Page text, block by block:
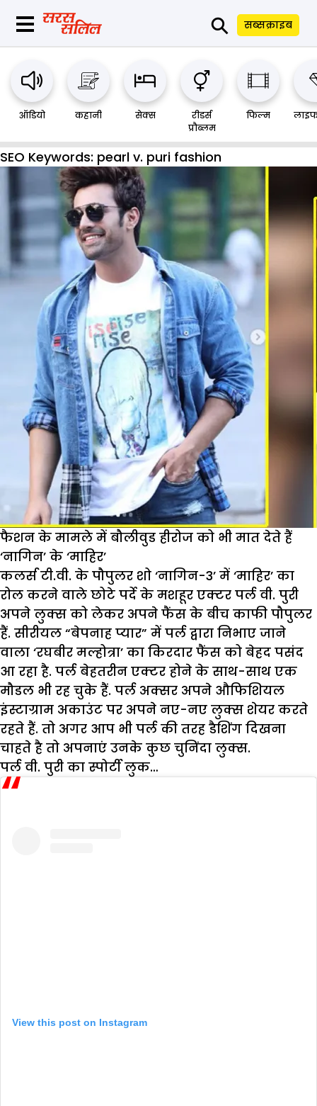
⚲ सब्सक्राइब
ऑडियो कहानी सेक्स
रीडर्स
प्रौब्लम
फिल्म
SEO Keywords: pearl v. puri fashion
फैशन के मामले में बौलीवुड हीरोज को भी मात देते हैं
‘नागिन’ के ‘माहिर’
कलर्स टी.वी. के पौपुलर शो ‘नागिन-3’ में ‘माहिर’ का
रोल करने वाले छोटे पर्दे के मशहूर एक्टर पर्ल वी. पुरी
अपने लुक्स को लेकर अपने फैंस के बीच काफी पौपुलर
हैं. सीरीयल “बेपनाह प्यार” में पर्ल द्वारा निभाए जाने
वाला ‘रघबीर मल्होत्रा’ का किरदार फैंस को बेहद पसंद
आ रहा है. पर्ल बेहतरीन एक्टर होने के साथ-साथ एक
मौडल भी रह चुके हैं. पर्ल अक्सर अपने औफिशियल
इंस्टाग्राम अकाउंट पर अपने नए-नए लुक्स शेयर करते
रहते हैं. तो अगर आप भी पर्ल की तरह डैशिंग दिखना
चाहते है तो अपनाएं उनके कुछ चुनिंदा लुक्स.
पर्ल वी. पुरी का स्पोर्टी लुक…
View this post on Instagram